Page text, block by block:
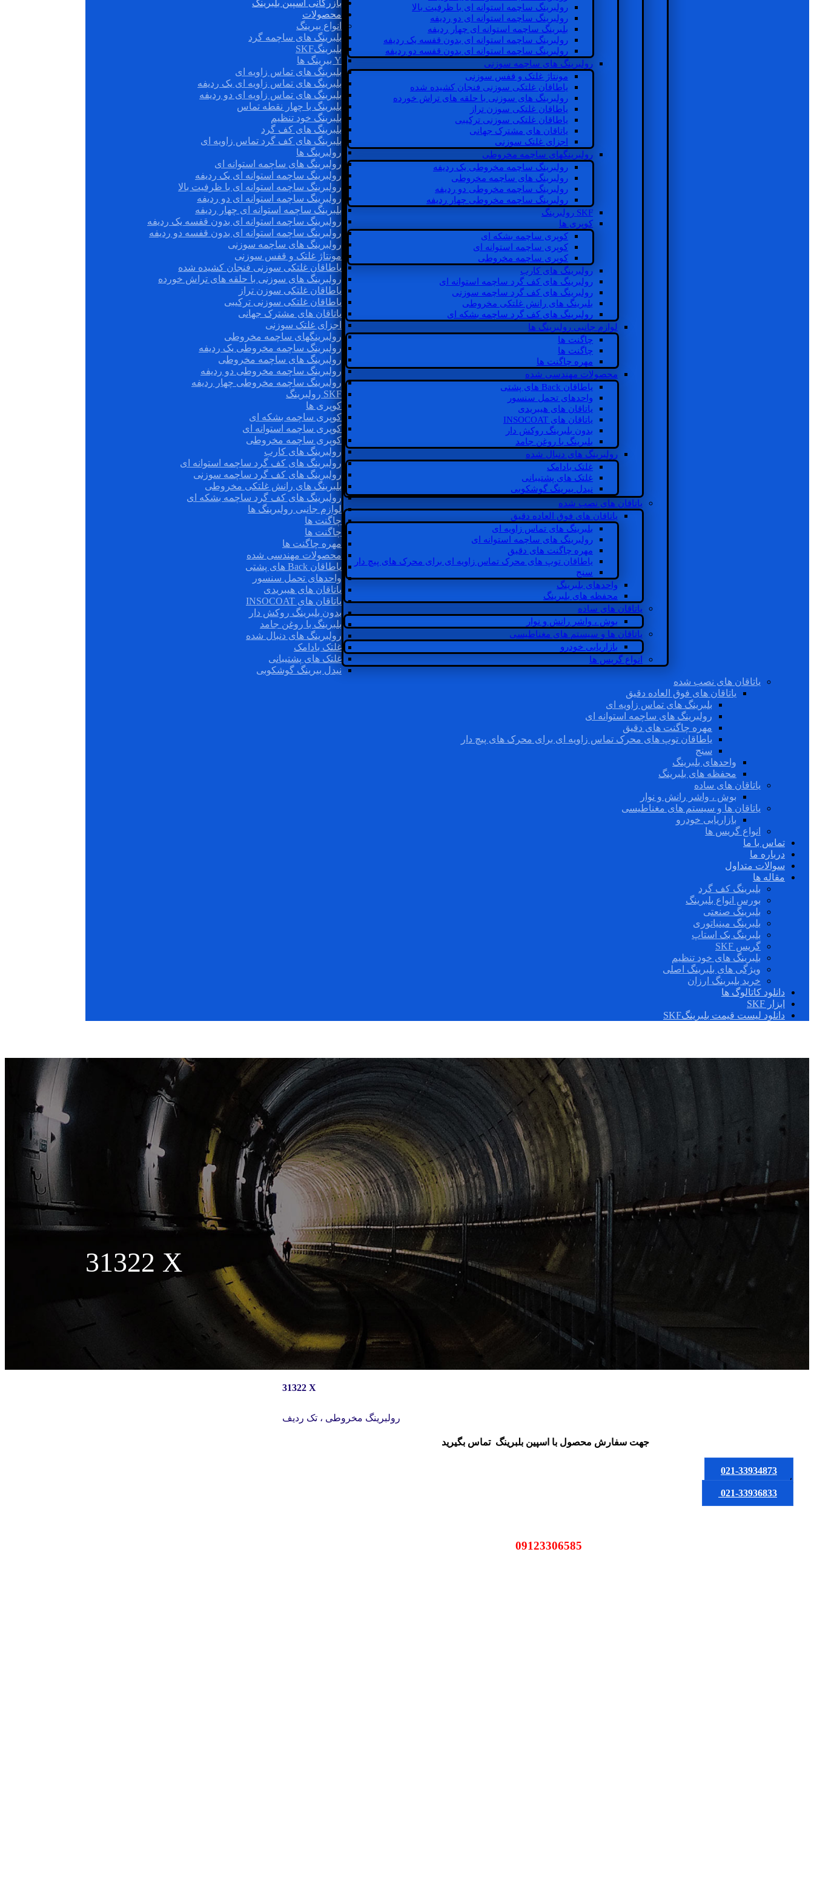
رولبرینگ ساچمه استوانه ای با ظرفیت بالا
رولبرینگ ساچمه استوانه ای دو ردیفه
بلبرینگ ساچمه استوانه ای چهار ردیفه
رولبرینگ ساچمه استوانه ای بدون قفسه یک ردیفه
رولبرینگ ساچمه استوانه ای بدون قفسه دو ردیفه
رولبرینگ های ساچمه سوزنی
مونتاژ غلتک و قفس سوزنی
یاطاقان غلتکی سوزنی فنجان کشیده شده
رولبرینگ های سوزنی با حلقه های تراش خورده
یاطاقان غلتکی سوزن تراز
یاطاقان غلتکی سوزنی ترکیبی
یاتاقان های مشترک جهانی
اجزای غلتک سوزنی
رولبرینگهای ساچمه مخروطی
رولبرینگ ساچمه مخروطی یک ردیفه
رولبرینگ های ساچمه مخروطی
رولبرینگ ساچمه مخروطی دو ردیفه
رولبرینگ ساچمه مخروطی چهار ردیفه
SKF رولبرینگ
کوپری ها
کوپری ساچمه بشکه ای
کوپری ساچمه استوانه ای
کوپری ساچمه مخروطی
رولبرینگ های کارب
رولبرینگ های کف گرد ساچمه استوانه ای
رولبرینگ های کف گرد ساچمه سوزنی
بلبرینگ های رانش غلتکی مخروطی
رولبرینگ های کف گرد ساچمه بشکه ای
لوازم جانبی رولبرینگ ها
چاگنت ها
چاگنت ها
مهره چاگنت ها
محصولات مهندسی شده
یاطاقان Back های پشتی
واحدهای تحمل سنسور
یاتاقان های هیبریدی
یاتاقان های INSOCOAT
بدون بلبرینگ روکش دار
بلبرینگ با روغن جامد
رولبرینگ های دنبال شده
غلتک بادامک
غلتک های پشتیبانی
نیدل بیرینگ گوشکوبی
یاتاقان های نصب شده
یاتاقان های فوق العاده دقیق
بلبرینگ های تماس زاویه ای
رولبرینگ های ساچمه استوانه ای
مهره چاگنت های دقیق
یاطاقان توپ های محرک تماس زاویه ای برای محرک های پیچ دار
سنج
واحدهای بلبرینگ
محفظه های بلبرینگ
یاتاقان های ساده
بوش ، واشر رانش و نوار
یاتاقان ها و سیستم های مغناطیسی
بازاریابی خودرو
انواع گریس ها
بازرگانی اسپین بلبرینگ
محصولات
انواع بیرینگ
بلبرینگ های ساچمه گرد
بلبرینگSKF
Y بیرینگ ها
بلبرینگ های تماس زاویه ای
بلبرینگ های تماس زاویه ای یک ردیفه
بلبرینگ های تماس زاویه ای دو ردیفه
بلبرینگ با چهار نقطه تماس
بلبرینگ خود تنظیم
بلبرینگ های کف گرد
بلبرینگ های کف گرد تماس زاویه ای
رولبرینگ ها
رولبرینگ های ساچمه استوانه ای
رولبرینگ ساچمه استوانه ای یک ردیفه
رولبرینگ ساچمه استوانه ای با ظرفیت بالا
رولبرینگ ساچمه استوانه ای دو ردیفه
بلبرینگ ساچمه استوانه ای چهار ردیفه
رولبرینگ ساچمه استوانه ای بدون قفسه یک ردیفه
رولبرینگ ساچمه استوانه ای بدون قفسه دو ردیفه
رولبرینگ های ساچمه سوزنی
مونتاژ غلتک و قفس سوزنی
یاطاقان غلتکی سوزنی فنجان کشیده شده
رولبرینگ های سوزنی با حلقه های تراش خورده
یاطاقان غلتکی سوزن تراز
یاطاقان غلتکی سوزنی ترکیبی
یاتاقان های مشترک جهانی
اجزای غلتک سوزنی
رولبرینگهای ساچمه مخروطی
رولبرینگ ساچمه مخروطی یک ردیفه
رولبرینگ های ساچمه مخروطی
رولبرینگ ساچمه مخروطی دو ردیفه
رولبرینگ ساچمه مخروطی چهار ردیفه
SKF رولبرینگ
کوپری ها
کوپری ساچمه بشکه ای
کوپری ساچمه استوانه ای
کوپری ساچمه مخروطی
رولبرینگ های کارب
رولبرینگ های کف گرد ساچمه استوانه ای
رولبرینگ های کف گرد ساچمه سوزنی
بلبرینگ های رانش غلتکی مخروطی
رولبرینگ های کف گرد ساچمه بشکه ای
لوازم جانبی رولبرینگ ها
چاگنت ها
چاگنت ها
مهره چاگنت ها
محصولات مهندسی شده
یاطاقان Back های پشتی
واحدهای تحمل سنسور
یاتاقان های هیبریدی
یاتاقان های INSOCOAT
بدون بلبرینگ روکش دار
بلبرینگ با روغن جامد
رولبرینگ های دنبال شده
غلتک بادامک
غلتک های پشتیبانی
نیدل بیرینگ گوشکوبی
یاتاقان های نصب شده
یاتاقان های فوق العاده دقیق
بلبرینگ های تماس زاویه ای
رولبرینگ های ساچمه استوانه ای
مهره چاگنت های دقیق
یاطاقان توپ های محرک تماس زاویه ای برای محرک های پیچ دار
سنج
واحدهای بلبرینگ
محفظه های بلبرینگ
یاتاقان های ساده
بوش ، واشر رانش و نوار
یاتاقان ها و سیستم های مغناطیسی
بازاریابی خودرو
انواع گریس ها
تماس با ما
درباره ما
سوالات متداول
مقاله ها
بلبرینگ کف گرد
بورس انواع بلبرینگ
بلبرینگ صنعتی
بلبرینگ مینیاتوری
بلبرینگ بک استاپ
گریس SKF
بلبرینگ های خود تنظیم
ویژگی های بلبرینگ اصلی
خرید بلبرینگ ارزان
دانلود کاتالوگ ها
ابزار SKF
دانلود لیست قیمت بلبرینگSKF
31322 X
31322 X
رولبرینگ مخروطی ، تک ردیف
جهت سفارش محصول با اسپین بلبرینگ تماس بگیرید
021-33934873
یا
021-33936833